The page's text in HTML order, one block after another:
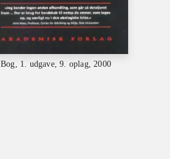
Bog, 1. udgave, 9. oplag, 2000